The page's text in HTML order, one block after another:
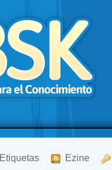
Etiquetas Ezine